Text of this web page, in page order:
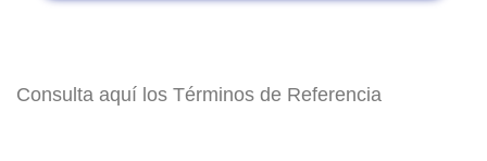
Consulta aquí los Términos de Referencia